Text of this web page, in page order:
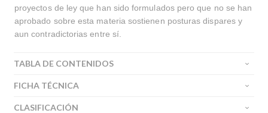
proyectos de ley que han sido formulados pero que no se han
aprobado sobre esta materia sostienen posturas dispares y
aun contradictorias entre sí.
TABLA DE CONTENIDOS
FICHA TÉCNICA
CLASIFICACIÓN